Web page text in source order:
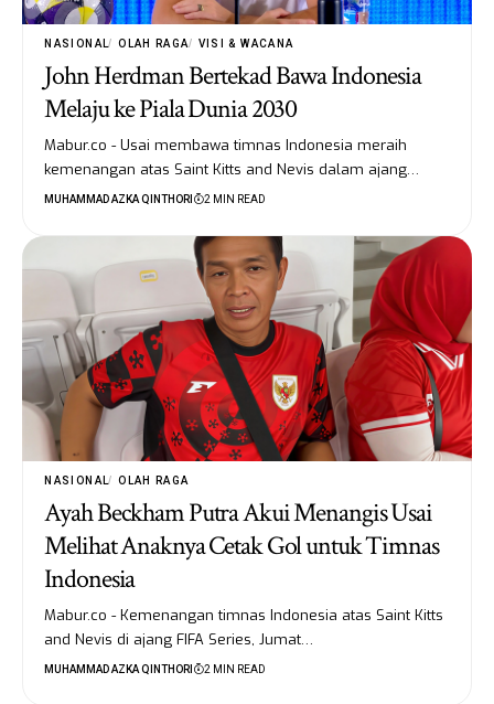
NASIONAL OLAH RAGA VISI & WACANA
John Herdman Bertekad Bawa Indonesia
Melaju ke Piala Dunia 2030
Mabur.co - Usai membawa timnas Indonesia meraih
kemenangan atas Saint Kitts and Nevis dalam ajang…
MUHAMMAD AZKA QINTHORI 2 MIN READ
NASIONAL OLAH RAGA
Ayah Beckham Putra Akui Menangis Usai
Melihat Anaknya Cetak Gol untuk Timnas
Indonesia
Mabur.co - Kemenangan timnas Indonesia atas Saint Kitts
and Nevis di ajang FIFA Series, Jumat…
MUHAMMAD AZKA QINTHORI 2 MIN READ